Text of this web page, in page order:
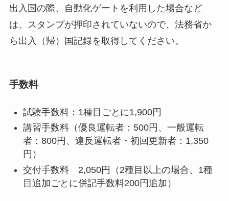
出入国の際、自動化ゲートを利用した場合など
は、スタンプが押印されていないので、法務省か
ら出入（帰）国記録を取得してください。
手数料
試験手数料：1種目ごとに1,900円
講習手数料（優良運転者：500円、一般運転
者：800円、違反運転者・初回更新者：1,350
円）
交付手数料 2,050円（2種目以上の場合、1種
目追加ごとに併記手数料200円追加）